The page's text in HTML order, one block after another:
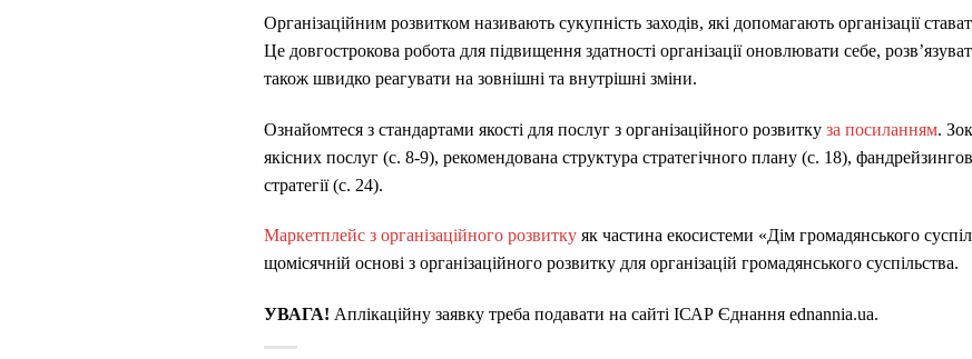
Організаційним розвитком називають сукупність заходів, які допомагають організації
Це довгострокова робота для підвищення здатності організації оновлювати себе,
також швидко реагувати на зовнішні та внутрішні зміни.
Ознайомтеся з стандартами якості для послуг з організаційного розвитку за посиланням.
якісних послуг (с. 8-9), рекомендована структура стратегічного плану (с. 18),
стратегії (с. 24).
Маркетплейс з організаційного розвитку як частина екосистеми «Дім громадянського
щомісячній основі з організаційного розвитку для організацій громадянського суспільства.
УВАГА! Аплікаційну заявку треба подавати на сайті ІСАР Єднання ednannia.ua.